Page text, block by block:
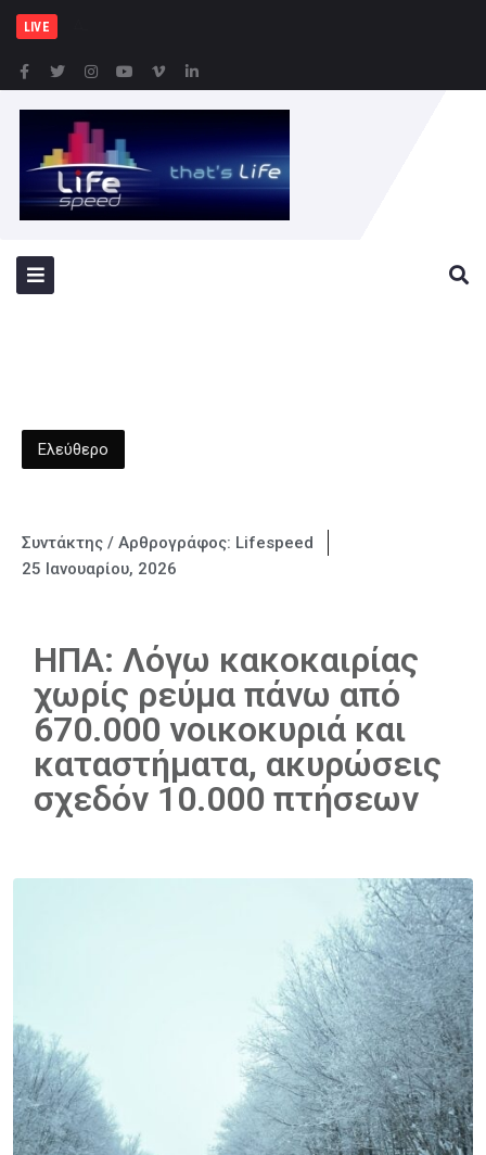
LIVE
Ελεύθερο
Συντάκτης / Αρθρογράφος: Lifespeed
25 Ιανουαρίου, 2026
ΗΠΑ: Λόγω κακοκαιρίας
χωρίς ρεύμα πάνω από
670.000 νοικοκυριά και
καταστήματα, ακυρώσεις
σχεδόν 10.000 πτήσεων